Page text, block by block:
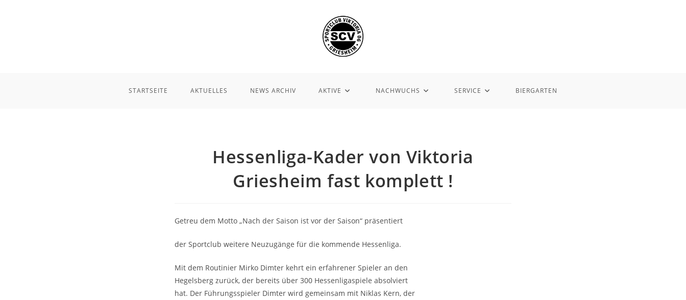
STARTSEITE AKTUELLES NEWS ARCHIV AKTIVE NACHWUCHS SERVICE BIERGARTEN
Hessenliga-Kader von Viktoria
Griesheim fast komplett !
Getreu dem Motto „Nach der Saison ist vor der Saison“ präsentiert
der Sportclub weitere Neuzugänge für die kommende Hessenliga.
Mit dem Routinier Mirko Dimter kehrt ein erfahrener Spieler an den
Hegelsberg zurück, der bereits über 300 Hessenligaspiele absolviert
hat. Der Führungsspieler Dimter wird gemeinsam mit Niklas Kern, der